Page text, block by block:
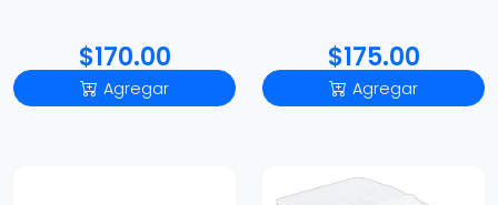
$170.00
Agregar
$175.00
Agregar